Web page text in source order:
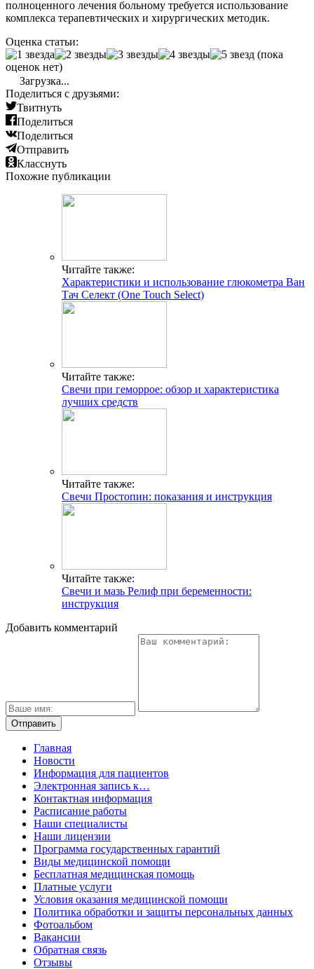
полноценного лечения больному требуется использование
комплекса терапевтических и хирургических методик.
Оценка статьи:
(пока
оценок нет)
Загрузка...
Поделиться с друзьями:
Твитнуть
Поделиться
Поделиться
Отправить
Класснуть
Похожие публикации
Читайте также:
Характеристики и использование глюкометра Ван
Тач Селект (One Touch Select)
Читайте также:
Свечи при геморрое: обзор и характеристика
лучших средств
Читайте также:
Свечи Простопин: показания и инструкция
Читайте также:
Свечи и мазь Релиф при беременности:
инструкция
Добавить комментарий
Главная
Новости
Информация для пациентов
Электронная запись к…
Контактная информация
Расписание работы
Наши специалисты
Наши лицензии
Программа государственных гарантий
Виды медицинской помощи
Бесплатная медицинская помощь
Платные услуги
Условия оказания медицинской помощи
Политика обработки и защиты персональных данных
Фотоальбом
Вакансии
Обратная связь
Отзывы